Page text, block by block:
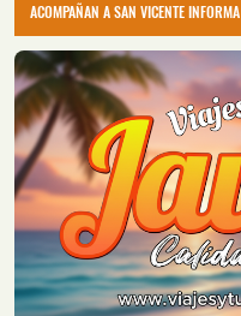
ACOMPAÑAN A SAN VICENTE INFORMA